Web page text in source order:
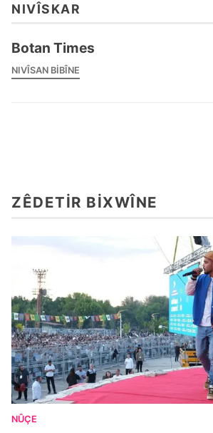
NIVÎSKAR
Botan Times
NIVÎSAN BIBÎNE
ZÊDETIR BIXWÎNE
NÛÇE